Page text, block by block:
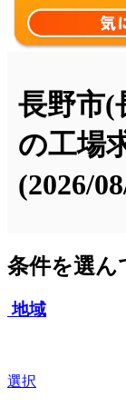
長野市(
の工場
(2026/
条件を選ん
地域
選択